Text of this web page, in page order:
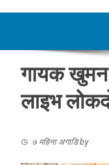
गायक खुमन
लाइभ
७ महिना अगाडिby